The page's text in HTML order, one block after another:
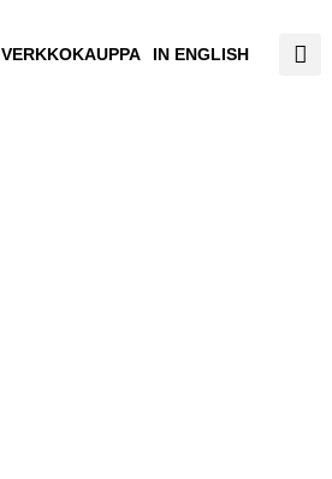
VERKKOKAUPPA IN ENGLISH